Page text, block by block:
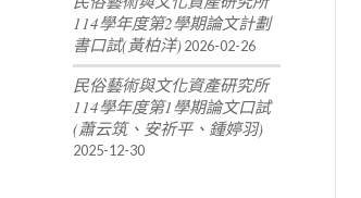
114學年度第2學期論文計劃
書口試(黃柏洋)2026-02-26
民俗藝術與文化資產研究所
114學年度第1學期論文口試
(蕭云筑、安祈平、鍾婷羽)
2025-12-30